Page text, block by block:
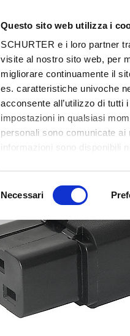
Questo sito web utilizza i
SCHURTER e i loro partner
visite al nostro sito web, per
migliorare continuamente il
es. caratteristiche univoche
acconsente all’utilizzo di tutti
impostazioni in qualsiasi
personali sono comunicate
informazioni sono disponibili
del
Necessari